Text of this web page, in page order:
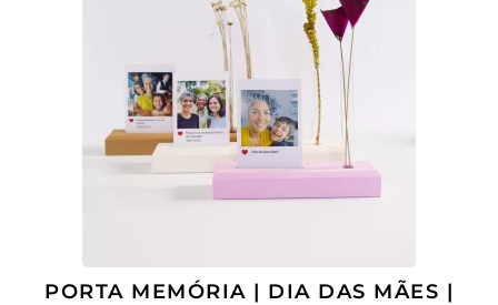
PORTA MEMÓRIA | DIA DAS MÃES |